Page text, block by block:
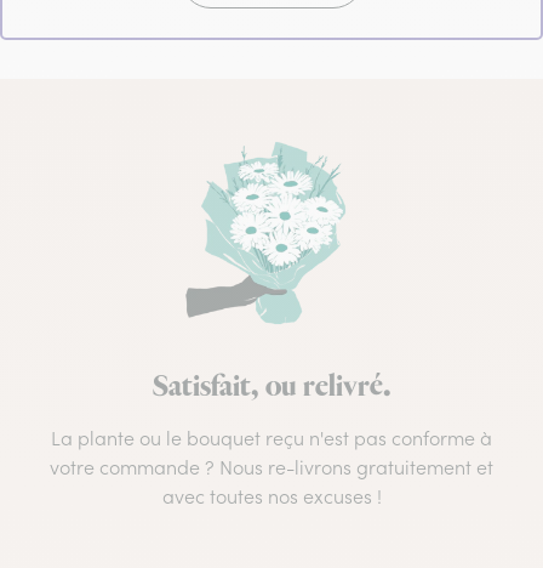
Satisfait, ou relivré.
La plante ou le bouquet reçu n'est pas conforme à
votre commande ? Nous re-livrons gratuitement et
avec toutes nos excuses !